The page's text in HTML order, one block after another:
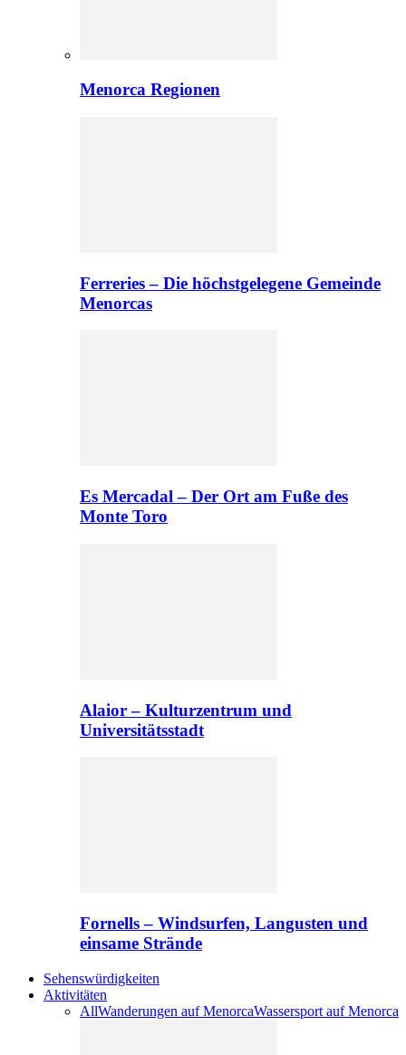
Menorca Regionen
Ferreries – Die höchstgelegene Gemeinde
Menorcas
Es Mercadal – Der Ort am Fuße des
Monte Toro
Alaior – Kulturzentrum und
Universitätsstadt
Fornells – Windsurfen, Langusten und
einsame Strände
Sehenswürdigkeiten
Aktivitäten
AllWanderungen auf MenorcaWassersport auf Menorca